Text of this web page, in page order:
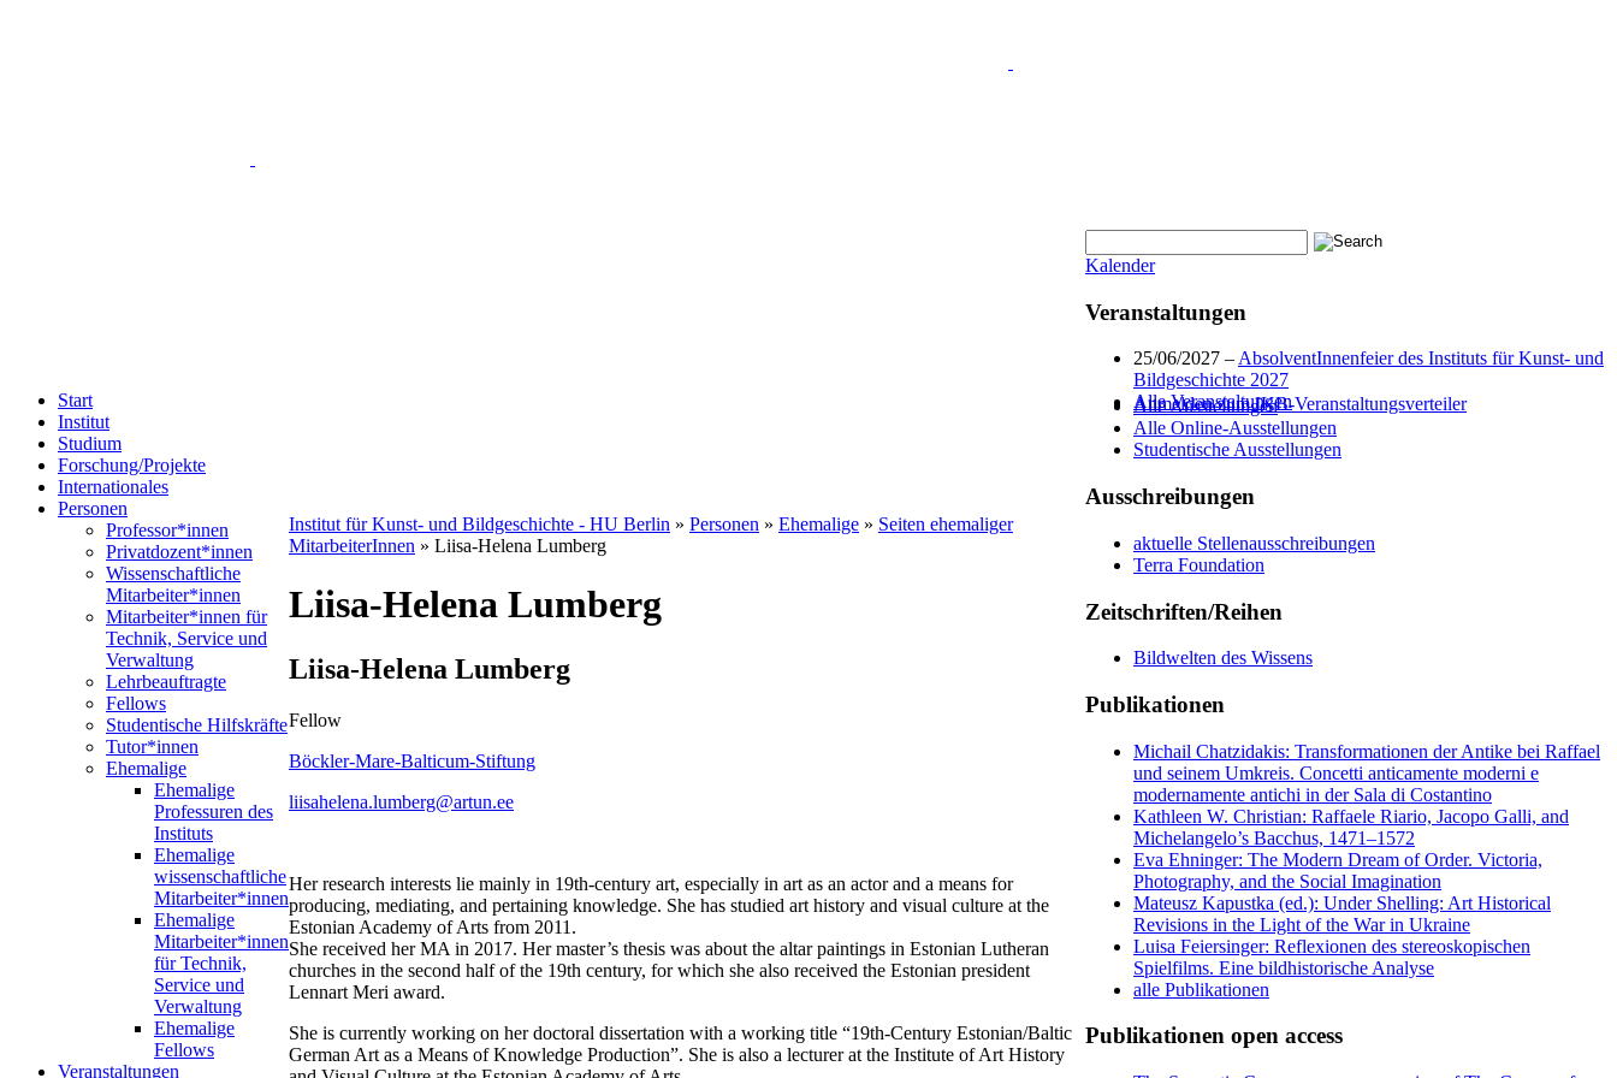
Start
Institut
Studium
Forschung/Projekte
Internationales
Personen
Professor*innen
Privatdozent*innen
Wissenschaftliche
Mitarbeiter*innen
Mitarbeiter*innen für
Technik, Service und
Verwaltung
Lehrbeauftragte
Fellows
Studentische Hilfskräfte
Tutor*innen
Ehemalige
Ehemalige
Professuren des
Instituts
Ehemalige
wissenschaftliche
Mitarbeiter*innen
Ehemalige
Mitarbeiter*innen
für Technik,
Service und
Verwaltung
Ehemalige
Fellows
Veranstaltungen
Institut für Kunst- und Bildgeschichte - HU Berlin » Personen » Ehemalige » Seiten ehemaliger
MitarbeiterInnen » Liisa-Helena Lumberg
Liisa-Helena Lumberg
Liisa-Helena Lumberg
Fellow
Böckler-Mare-Balticum-Stiftung
liisahelena.lumberg@artun.ee
Her research interests lie mainly in 19th-century art, especially in art as an actor and a means for
producing, mediating, and pertaining knowledge. She has studied art history and visual culture at the
Estonian Academy of Arts from 2011.
She received her MA in 2017. Her master’s thesis was about the altar paintings in Estonian Lutheran
churches in the second half of the 19th century, for which she also received the Estonian president
Lennart Meri award.
She is currently working on her doctoral dissertation with a working title “19th-Century Estonian/Baltic
German Art as a Means of Knowledge Production”. She is also a lecturer at the Institute of Art History
Kalender
Veranstaltungen
25/06/2027 –AbsolventInnenfeier des Instituts für Kunst- und
Bildgeschichte 2027
Alle Veranstaltungen
Anmelden zum IKB-Veranstaltungsverteiler
Alle Ausstellungen
Alle Online-Ausstellungen
Studentische Ausstellungen
Ausschreibungen
aktuelle Stellenausschreibungen
Terra Foundation
Zeitschriften/Reihen
Bildwelten des Wissens
Publikationen
Michail Chatzidakis: Transformationen der Antike bei Raffael
und seinem Umkreis. Concetti anticamente moderni e
modernamente antichi in der Sala di Costantino
Kathleen W. Christian: Raffaele Riario, Jacopo Galli, and
Michelangelo’s Bacchus, 1471–1572
Eva Ehninger: The Modern Dream of Order. Victoria,
Photography, and the Social Imagination
Mateusz Kapustka (ed.): Under Shelling: Art Historical
Revisions in the Light of the War in Ukraine
Luisa Feiersinger: Reflexionen des stereoskopischen
Spielfilms. Eine bildhistorische Analyse
alle Publikationen
Publikationen open access